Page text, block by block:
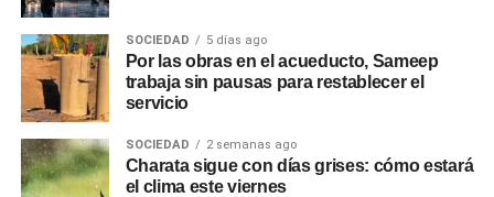
SOCIEDAD 5 días ago
Por las obras en el acueducto, Sameep
trabaja sin pausas para restablecer el
servicio
SOCIEDAD 2 semanas ago
Charata sigue con días grises: cómo estará
el clima este viernes